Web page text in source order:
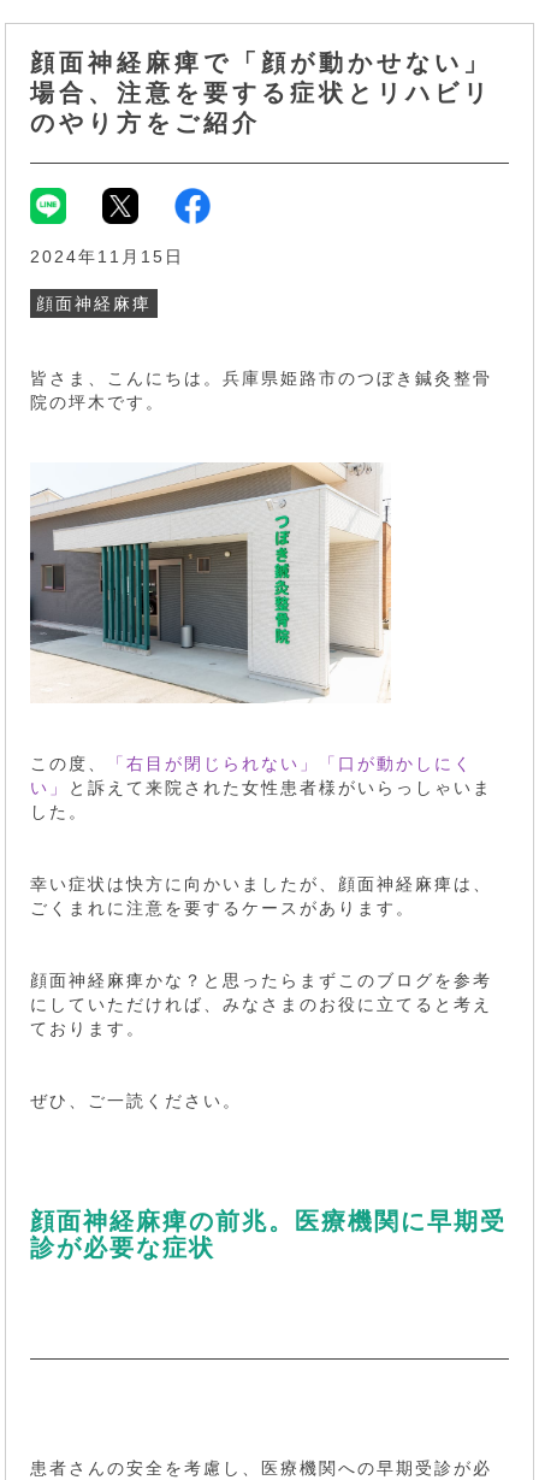
顔面神経麻痺で「顔が動かせない」
場合、注意を要する症状とリハビリ
のやり方をご紹介
2024年11月15日
顔面神経麻痺
皆さま、こんにちは。兵庫県姫路市のつぼき鍼灸整骨
院の坪木です。
この度、
「右目が閉じられない」「口が動かしにく
い」 と訴えて来院された女性患者様がいらっしゃいま
した。
幸い症状は快方に向かいましたが、顔面神経麻痺は、
ごくまれに注意を要するケースがあります。
顔面神経麻痺かな？と思ったらまずこのブログを参考
にしていただければ、みなさまのお役に立てると考え
ております。
ぜひ、ご一読ください。
顔面神経麻痺の前兆。医療機関に早期受
診が必要な症状
患者さんの安全を考慮し、医療機関への早期受診が必